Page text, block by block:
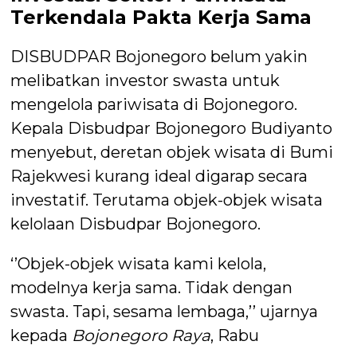
Terkendala Pakta Kerja Sama
DISBUDPAR Bojonegoro belum yakin
melibatkan investor swasta untuk
mengelola pariwisata di Bojonegoro.
Kepala Disbudpar Bojonegoro Budiyanto
menyebut, deretan objek wisata di Bumi
Rajekwesi kurang ideal digarap secara
investatif. Terutama objek-objek wisata
kelolaan Disbudpar Bojonegoro.
‘’Objek-objek wisata kami kelola,
modelnya kerja sama. Tidak dengan
swasta. Tapi, sesama lembaga,’’ ujarnya
kepada Bojonegoro Raya, Rabu